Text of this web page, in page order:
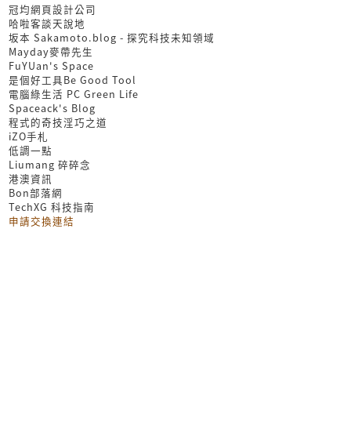
冠均網頁設計公司
哈啦客談天說地
坂本 Sakamoto.blog - 探究科技未知領域
Mayday麥帶先生
FuYUan's Space
是個好工具Be Good Tool
電腦綠生活 PC Green Life
Spaceack's Blog
程式的奇技淫巧之道
iZO手札
低調一點
Liumang 碎碎念
港澳資訊
Bon部落網
TechXG 科技指南
申請交換連結